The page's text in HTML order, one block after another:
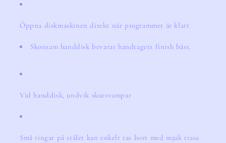
Öppna diskmaskinen direkt när programmet är klart
Skonsam handdisk bevarar handtagets finish bäst.
Vid handdisk, undvik skursvampar
Små ringar på stålet kan enkelt tas bort med mjuk trasa